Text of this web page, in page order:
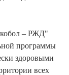
– РЖД"
программы
здоровыми
всех